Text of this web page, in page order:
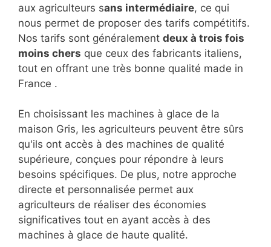
aux agriculteurs sans intermédiaire, ce qui
nous permet de proposer des tarifs compétitifs.
Nos tarifs sont généralement deux à trois fois
moins chers que ceux des fabricants italiens,
tout en offrant une très bonne qualité made in
France .
En choisissant les machines à glace de la
maison Gris, les agriculteurs peuvent être sûrs
qu'ils ont accès à des machines de qualité
supérieure, conçues pour répondre à leurs
besoins spécifiques. De plus, notre approche
directe et personnalisée permet aux
agriculteurs de réaliser des économies
significatives tout en ayant accès à des
machines à glace de haute qualité.